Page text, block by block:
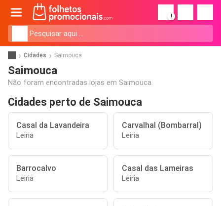
!
Cidades Saimouca
Saimouca
Não foram encontradas lojas em Saimouca.
Cidades perto de Saimouca
Casal da Lavandeira
Leiria
Carvalhal (Bombarral)
Leiria
Barrocalvo
Leiria
Casal das Lameiras
Leiria